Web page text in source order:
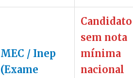
MEC / Inep
(Exame
Candidato
sem nota
mínima
nacional